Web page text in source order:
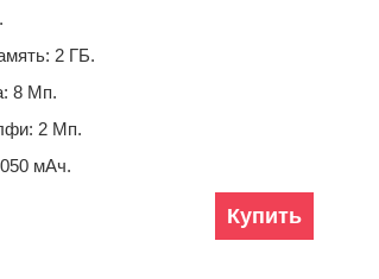
2 ГБ.
8 Мп.
2 Мп.
мАч.
Купить